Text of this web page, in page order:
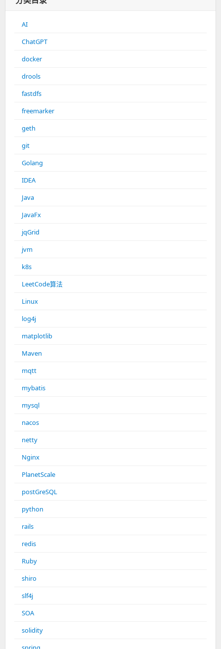
AI
ChatGPT
docker
drools
fastdfs
freemarker
geth
git
Golang
IDEA
Java
JavaFx
jqGrid
jvm
k8s
LeetCode算法
Linux
log4j
matplotlib
Maven
mqtt
mybatis
mysql
nacos
netty
Nginx
PlanetScale
postGreSQL
python
rails
redis
Ruby
shiro
slf4j
SOA
solidity